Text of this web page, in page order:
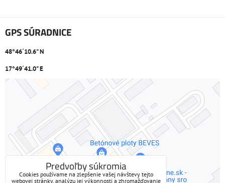
GPS SÚRADNICE
48°46´10.6" N
17°49´41.0" E
Externý obsah je blokovaný Voľbami súkromia
Prajete si načítať externý obsah?
Povoliť tentokrát
Predvoľby súkromia
Cookies používame na zlepšenie vašej návštevy tejto
webovej stránky, analýzu jej výkonnosti a zhromažďovanie